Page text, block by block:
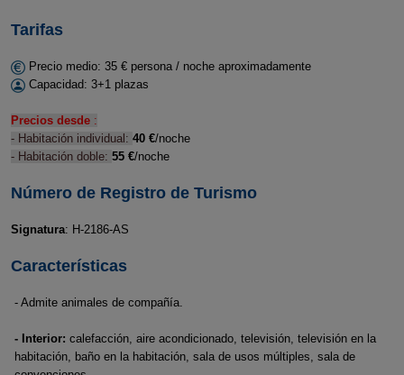
Tarifas
Precio medio: 35 € persona / noche aproximadamente
Capacidad: 3+1 plazas
Precios desde :
- Habitación individual: 40 €/noche
- Habitación doble: 55 €/noche
Número de Registro de Turismo
Signatura: H-2186-AS
Características
- Admite animales de compañía.
- Interior: calefacción, aire acondicionado, televisión, televisión en la
habitación, baño en la habitación, sala de usos múltiples, sala de